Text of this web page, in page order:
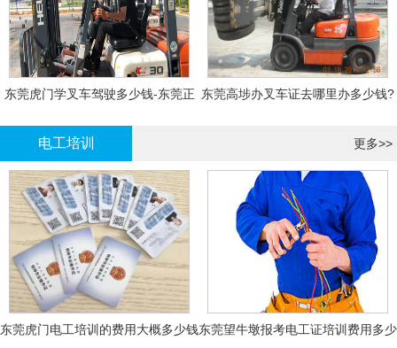
东莞虎门学叉车驾驶多少钱-东莞正 东莞高埗办叉车证去哪里办多少钱?
电工培训 更多>>
东莞虎门电工培训的费用大概多少钱东莞望牛墩报考电工证培训费用多少